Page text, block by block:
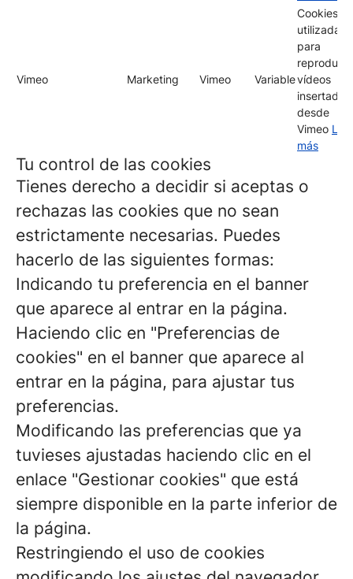
Vimeo Marketing Vimeo Variable
Cookies
utilizadas
para
reproducir
vídeos
insertados
desde
Vimeo
más
Tu control de las cookies
Tienes derecho a decidir si aceptas o
rechazas las cookies que no sean
estrictamente necesarias. Puedes
hacerlo de las siguientes formas:
Indicando tu preferencia en el banner
que aparece al entrar en la página.
Haciendo clic en "Preferencias de
cookies" en el banner que aparece al
entrar en la página, para ajustar tus
preferencias.
Modificando las preferencias que ya
tuvieses ajustadas haciendo clic en el
enlace "Gestionar cookies" que está
siempre disponible en la parte inferior de
la página.
Restringiendo el uso de cookies